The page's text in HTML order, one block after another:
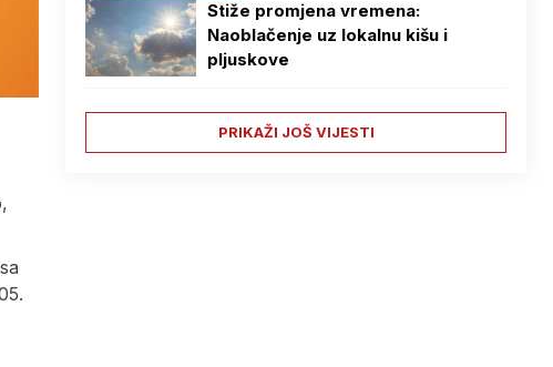
Stiže promjena vremena:
Naoblačenje uz lokalnu kišu i
pljuskove
PRIKAŽI JOŠ VIJESTI